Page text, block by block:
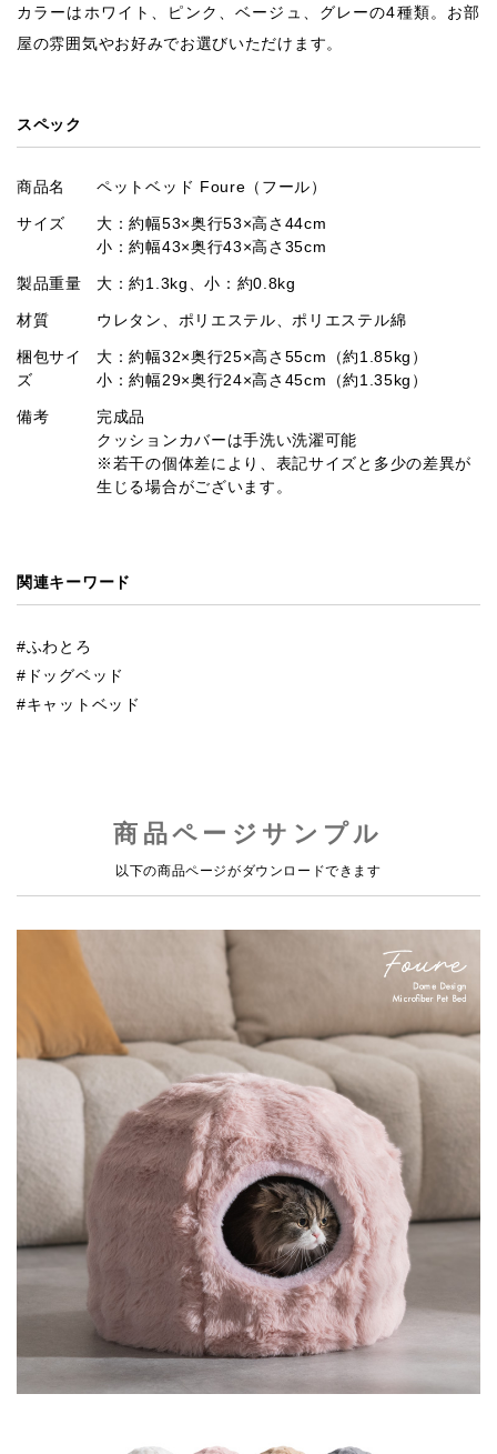
カラーはホワイト、ピンク、ベージュ、グレーの4種類。お部
屋の雰囲気やお好みでお選びいただけます。
スペック
商品名 ペットベッド Foure（フール）
サイズ
大：約幅53×奥行53×高さ44cm
小：約幅43×奥行43×高さ35cm
製品重量 大：約1.3kg、小：約0.8kg
材質 ウレタン、ポリエステル、ポリエステル綿
梱包サイ
ズ
大：約幅32×奥行25×高さ55cm（約1.85kg）
小：約幅29×奥行24×高さ45cm（約1.35kg）
備考
完成品
クッションカバーは手洗い洗濯可能
※若干の個体差により、表記サイズと多少の差異が
生じる場合がございます。
関連キーワード
ふわとろ
ドッグベッド
キャットベッド
商品ページサンプル
以下の商品ページがダウンロードできます